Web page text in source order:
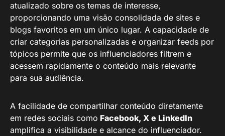
atualizado sobre os temas de interesse,
proporcionando uma visão consolidada de sites e
blogs favoritos em um único lugar. A capacidade de
criar categorias personalizadas e organizar feeds por
tópicos permite que os influenciadores filtrem e
acessem rapidamente o conteúdo mais relevante
para sua audiência.
A facilidade de compartilhar conteúdo diretamente
em redes sociais como Facebook, X e LinkedIn
amplifica a visibilidade e alcance do influenciador.